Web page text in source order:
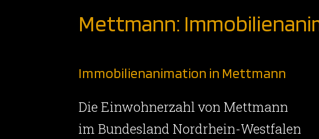
Mettmann:
Immobilienanimation in Mettmann
Die Einwohnerzahl von Mettmann
im Bundesland Nordrhein-Westfalen